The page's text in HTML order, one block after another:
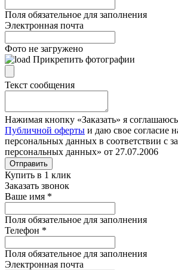
Поля обязательное для заполнения
Электронная почта
Фото не загружено
Прикрепить фотографии
Текст сообщения
Нажимая кнопку «Заказать» я
Публичной оферты и даю свое согласие
персональных данных в соответствии с
персональных данных» от 27.07.2006
Отправить
Купить в 1 клик
Заказать звонок
Ваше имя *
Поля обязательное для заполнения
Телефон *
Поля обязательное для заполнения
Электронная почта